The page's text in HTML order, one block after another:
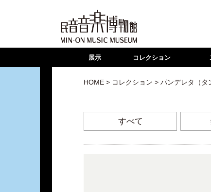
展示 コレクション
HOME > コレクション > パンデレタ（タ
すべて